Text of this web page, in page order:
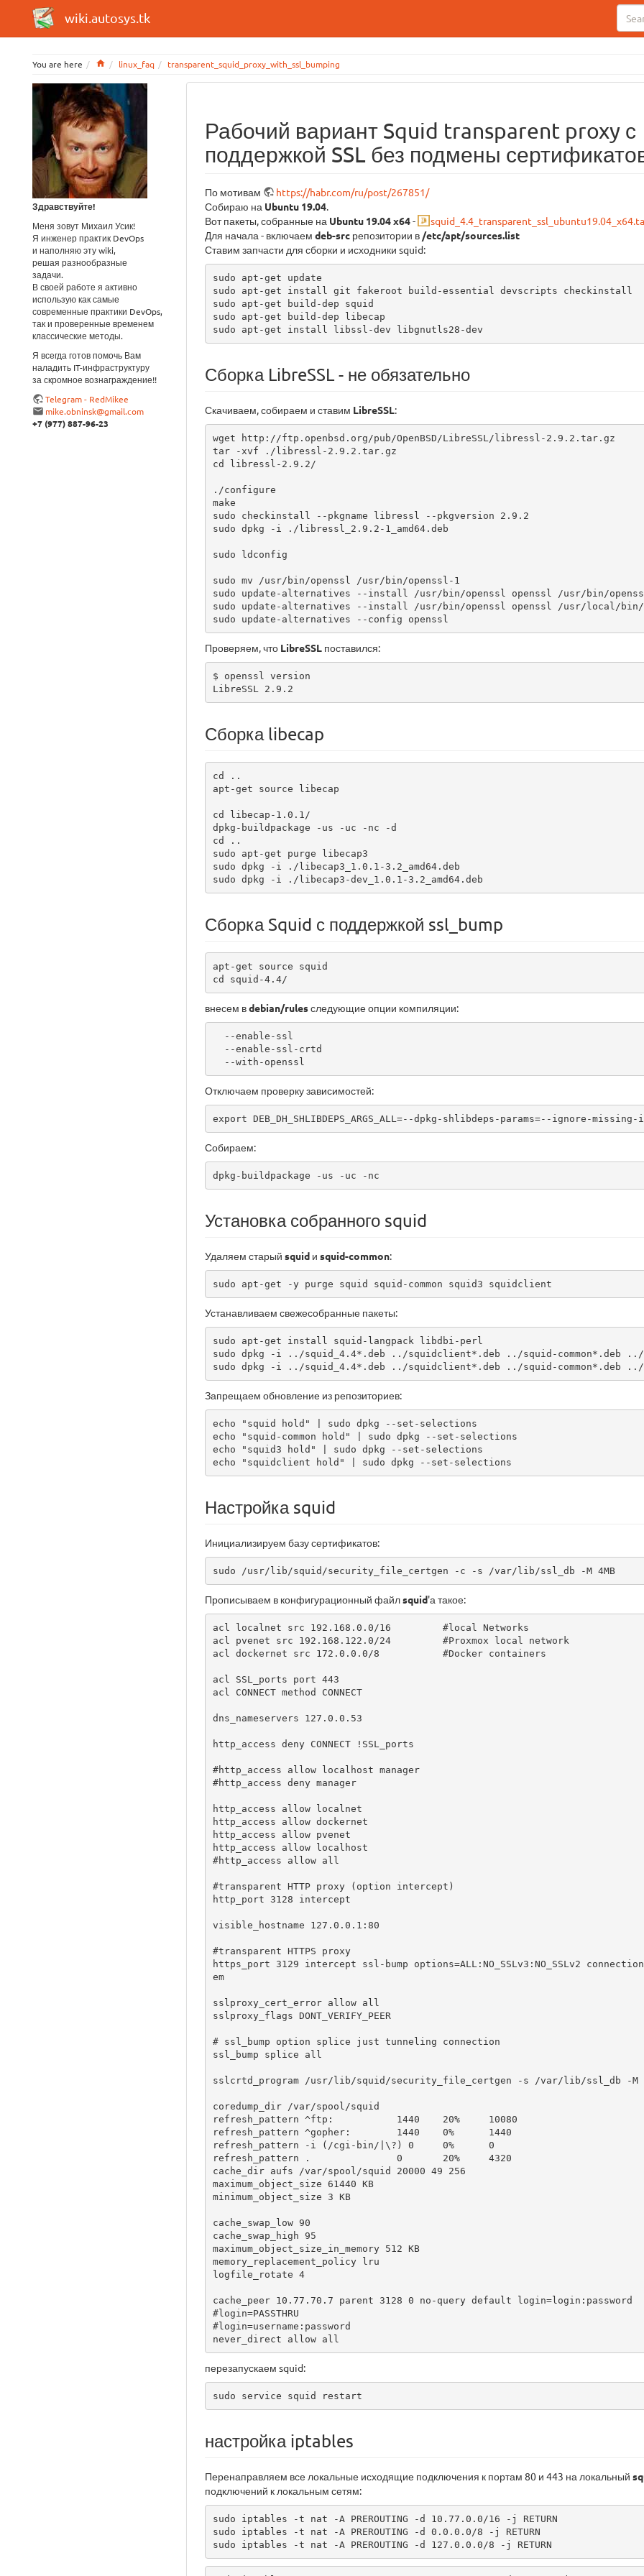
wiki.autosys.tk
You are here Homelinux_faq transparent_squid_proxy_with_ssl_bumping
Здравствуйте!
Меня зовут Михаил Усик!
Я инженер практик DevOps
и наполняю эту wiki,
решая разнообразные
задачи.
В своей работе я активно
использую как самые
современные практики DevOps,
так и проверенные временем
классические методы.
Я всегда готов помочь Вам
наладить IT-инфраструктуру
за скромное вознаграждение!!
Telegram - RedMikee
mike.obninsk@gmail.com
+7 (977) 887-96-23
Рабочий вариант Squid transparent proxy с
поддержкой SSL без подмены
По мотивам
https://habr.com/ru/post/267851/
Собираю на Ubuntu 19.04.
Вот пакеты, собранные на Ubuntu 19.04 x64-
Для начала - включаем deb-src репозитории в /etc/apt/sources.list
Ставим запчасти для сборки и исходники squid:
sudo apt-get update
sudo apt-get install git fakeroot build-essential devscripts checkinstall
sudo apt-get build-dep squid
sudo apt-get build-dep libecap
sudo apt-get install libssl-dev libgnutls28-dev
Сборка LibreSSL - не обязательно
Скачиваем, собираем и ставим LibreSSL:
wget http://ftp.openbsd.org/pub/OpenBSD/LibreSSL/libressl-2.9.2.tar.gz
tar -xvf ./libressl-2.9.2.tar.gz
cd libressl-2.9.2/
./configure
make
sudo checkinstall --pkgname libressl --pkgversion 2.9.2
sudo dpkg -i ./libressl_2.9.2-1_amd64.deb
sudo ldconfig
sudo mv /usr/bin/openssl /usr/bin/openssl-1
sudo update-alternatives --install /usr/bin/openssl openssl /usr/bin/
sudo update-alternatives --install /usr/bin/openssl openssl /usr/local/bin/
sudo update-alternatives --config openssl
Проверяем, что LibreSSL поставился:
$ openssl version
LibreSSL 2.9.2
Сборка libecap
cd ..
apt-get source libecap
cd libecap-1.0.1/
dpkg-buildpackage -us -uc -nc -d
cd ..
sudo apt-get purge libecap3
sudo dpkg -i ./libecap3_1.0.1-3.2_amd64.deb
sudo dpkg -i ./libecap3-dev_1.0.1-3.2_amd64.deb
Сборка Squid с поддержкой ssl_bump
apt-get source squid
cd squid-4.4/
внесем вdebian/rulesследующие опции компиляции:
  --with-openssl
Отключаем проверку зависимостей:
export DEB_DH_SHLIBDEPS_ARGS_ALL=--dpkg-shlibdeps-params=--ignore-
Собираем:
dpkg-buildpackage -us -uc -nc
Установка собранного squid
Удаляем старый squid и squid-common:
sudo apt-get -y purge squid squid-common squid3 squidclient
Устанавливаем свежесобранные пакеты:
sudo apt-get install squid-langpack libdbi-perl
sudo dpkg -i ../squid_4.4*.deb ../squidclient*.deb ../squid-common*.deb ../
sudo dpkg -i ../squid_4.4*.deb ../squidclient*.deb ../squid-common*.deb ../
Запрещаем обновление из репозиториев:
echo "squid hold" | sudo dpkg --set-selections
echo "squid-common hold" | sudo dpkg --set-selections
echo "squid3 hold" | sudo dpkg --set-selections
echo "squidclient hold" | sudo dpkg --set-selections
Настройка squid
Инициализируем базу сертификатов:
sudo /usr/lib/squid/security_file_certgen -c -s /var/lib/ssl_db -M 4MB
Прописываем в конфигурационный файлsquid'а такое:
acl localnet src 192.168.0.0/16         #local Networks
acl pvenet src 192.168.122.0/24         #Proxmox local network
acl dockernet src 172.0.0.0/8           #Docker containers
acl SSL_ports port 443
acl CONNECT method CONNECT
dns_nameservers 127.0.0.53
http_access deny CONNECT !SSL_ports
#http_access allow localhost manager
#http_access deny manager
http_access allow localnet
http_access allow dockernet
http_access allow pvenet
http_access allow localhost
#http_access allow all
#transparent HTTP proxy (option intercept)
http_port 3128 intercept
visible_hostname 127.0.0.1:80
#transparent HTTPS proxy
https_port 3129 intercept ssl-bump options=ALL:NO_SSLv3:NO_SSLv2
em
sslproxy_cert_error allow all
sslproxy_flags DONT_VERIFY_PEER
# ssl_bump option splice just tunneling connection
ssl_bump splice all
sslcrtd_program /usr/lib/squid/security_file_certgen -s /var/lib/ssl_db -M
coredump_dir /var/spool/squid
refresh_pattern ^ftp:           1440    20%     10080
refresh_pattern ^gopher:        1440    0%      1440
refresh_pattern -i (/cgi-bin/|\?) 0     0%      0
refresh_pattern .               0       20%     4320
cache_dir aufs /var/spool/squid 20000 49 256
maximum_object_size 61440 KB
minimum_object_size 3 KB
cache_swap_low 90
cache_swap_high 95
maximum_object_size_in_memory 512 KB
memory_replacement_policy lru
logfile_rotate 4
cache_peer 10.77.70.7 parent 3128 0 no-query default login=login:password
#login=PASSTHRU
#login=username:password
never_direct allow all
перезапускаем squid:
sudo service squid restart
настройка iptables
Перенаправляем все локальные исходящие подключения к портам 80 и 443 на локальный
подключений к локальным сетям:
sudo iptables -t nat -A PREROUTING -d 10.77.0.0/16 -j RETURN
sudo iptables -t nat -A PREROUTING -d 0.0.0.0/8 -j RETURN
sudo iptables -t nat -A PREROUTING -d 127.0.0.0/8 -j RETURN